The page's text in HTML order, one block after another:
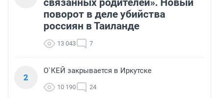
связанных родителей». Новый
поворот в деле убийства
россиян в Таиланде
13 043 7
2
О`КЕЙ закрывается в Иркутске
10 190 24